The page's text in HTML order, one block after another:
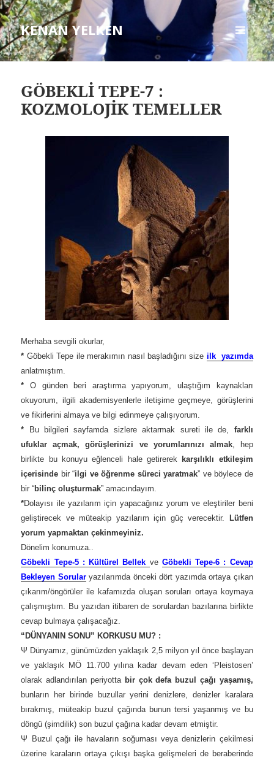
KENAN YELKEN
MENÜ
VE
GÖBEKLİ TEPE-7 :
KOZMOLOJİK TEMELLER
Merhaba sevgili okurlar,
* Göbekli Tepe ile merakımın nasıl başladığını size ilk yazımda
anlatmıştım.
*O günden beri araştırma yapıyorum, ulaştığım kaynakları
okuyorum, ilgili akademisyenlerle iletişime geçmeye, görüşlerini
ve fikirlerini almaya ve bilgi edinmeye çalışıyorum.
*
Bu bilgileri sayfamda sizlere aktarmak sureti ile de, farklı
ufuklar açmak, görüşlerinizi ve yorumlarınızı almak, hep
birlikte bu konuyu eğlenceli hale getirerek karşılıklı etkileşim
içerisinde bir “ilgi ve öğrenme süreci yaratmak” ve böylece de
bir “bilinç oluşturmak” amacındayım.
*Dolayısı ile yazılarım için yapacağınız yorum ve eleştiriler beni
geliştirecek ve müteakip yazılarım için güç verecektir. Lütfen
yorum yapmaktan çekinmeyiniz.
Dönelim konumuza..
Göbekli Tepe-5 : Kültürel Bellek ve Göbekli Tepe-6 : Cevap
Bekleyen Sorularyazılarımda önceki dört yazımda ortaya çıkan
çıkarım/öngörüler ile kafamızda oluşan soruları ortaya koymaya
çalışmıştım. Bu yazıdan itibaren de sorulardan bazılarına birlikte
cevap bulmaya çalışacağız.
“DÜNYANIN SONU” KORKUSU MU? :
Ψ Dünyamız, günümüzden yaklaşık 2,5 milyon yıl önce başlayan
ve yaklaşık MÖ 11.700 yılına kadar devam eden ‘Pleistosen’
olarak adlandırılan periyotta bir çok defa buzul çağı yaşamış,
bunların her birinde buzullar yerini denizlere, denizler karalara
bırakmış, müteakip buzul çağında bunun tersi yaşanmış ve bu
döngü (şimdilik) son buzul çağına kadar devam etmiştir.
Ψ Buzul çağı ile havaların soğuması veya denizlerin çekilmesi
üzerine karaların ortaya çıkışı başka gelişmeleri de beraberinde